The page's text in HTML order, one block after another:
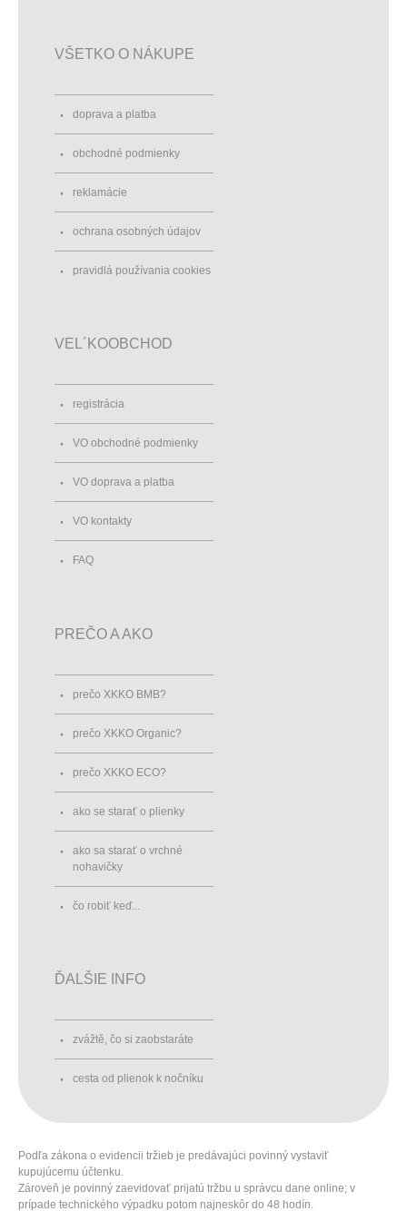
VŠETKO O NÁKUPE
doprava a platba
obchodné podmienky
reklamácie
ochrana osobných údajov
pravidlá používania cookies
VEL´KOOBCHOD
registrácia
VO obchodné podmienky
VO doprava a platba
VO kontakty
FAQ
PREČO A AKO
prečo XKKO BMB?
prečo XKKO Organic?
prečo XKKO ECO?
ako se starať o plienky
ako sa starať o vrchné
nohavičky
čo robiť keď...
ĎALŠIE INFO
zvážtě, čo si zaobstaráte
cesta od plienok k nočníku
Podľa zákona o evidencii tržieb je predávajúci povinný vystaviť
kupujúcemu účtenku.
Zároveň je povinný zaevidovať prijatú tržbu u správcu dane online; v
prípade technického výpadku potom najneskôr do 48 hodín.